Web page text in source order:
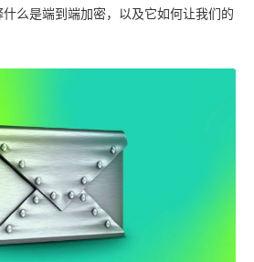
么是端到端加密，以及它如何让我们的